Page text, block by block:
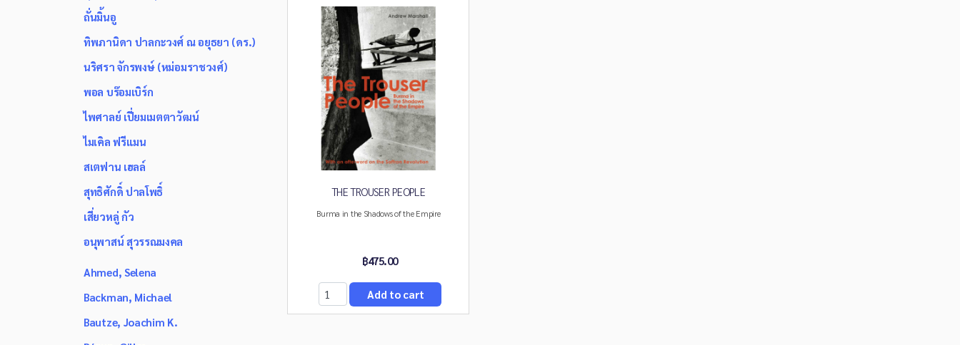
ถั่นมิ้นอู
ทิพภานิดา ปาลกะวงศ์ ณ อยุธยา (ดร.)
นริศรา จักรพงษ์ (หม่อมราชวงศ์)
พอล บร๊อมเบิร์ก
ไพศาลย์ เปี่ยมเมตตาวัฒน์
ไมเคิล ฟรีแมน
สเตฟาน เฮลล์
สุทธิศักดิ์ ปาลโพธิ์
เสี่ยวหลู่ กัว
อนุพาสน์ สุวรรณมงคล
Ahmed, Selena
Backman, Michael
Bautze, Joachim K.
THE TROUSER PEOPLE
Burma in the Shadows of the Empire
฿475.00